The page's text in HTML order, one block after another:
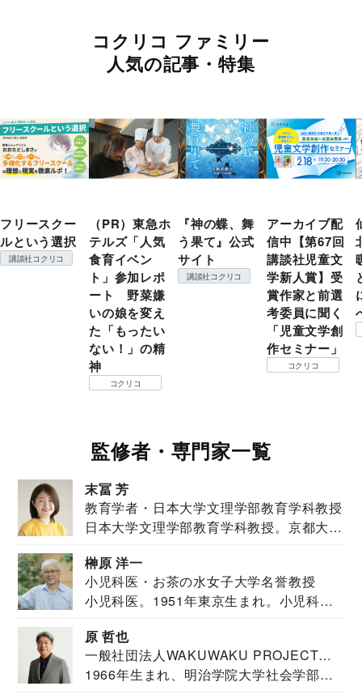
コクリコ ファミリー
人気の記事・特集
フリースクー
ルという選択
講談社コクリコ
（PR）東急ホ
テルズ「人気
食育イベン
ト」参加レポ
ート 野菜嫌
いの娘を変え
た「もったい
ない！」の精
神
コクリコ
『神の蝶、舞
う果て』公式
サイト
講談社コクリコ
アーカイブ配
信中【第67回
講談社児童文
学新人賞】受
賞作家と前選
考委員に聞く
「児童文学創
作セミナー」
コクリコ
監修者・専門家一覧
末冨 芳
教育学者・日本大学文理学部教育学科教授
日本大学文理学部教育学科教授。京都大学
榊原 洋一
小児科医・お茶の水女子大学名誉教授
小児科医。1951年東京生まれ。小児科
原 哲也
一般社団法人WAKUWAKU PROJECT
JAPAN代表・言語聴覚士・社会福祉士
1966年生まれ、明治学院大学社会学部福